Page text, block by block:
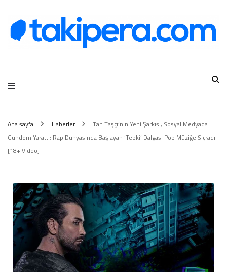
Takipera Dijital Hizmetler
Ana sayfa Haberler
Tan Taşçı’nın Yeni Şarkısı, Sosyal Medyada
Gündem Yarattı: Rap Dünyasında Başlayan ‘Tepki’ Dalgası Pop Müziğe Sıçradı!
[18+ Video]